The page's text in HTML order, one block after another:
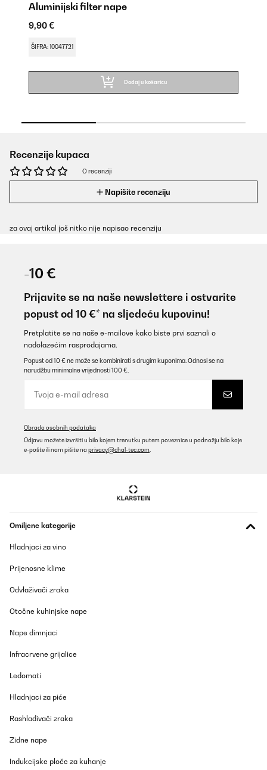
Aluminijski filter nape
9,90 €
ŠIFRA: 10047721
Dodaj u košaricu
Recenzije kupaca
O recenziji
Napišite recenziju
za ovaj artikal još nitko nije napisao recenziju
-10 €
Prijavite se na naše newslettere i ostvarite
popust od 10 €* na sljedeću kupovinu!
Pretplatite se na naše e-mailove kako biste prvi saznali o
nadolazećim rasprodajama.
Popust od 10 € ne može se kombinirati s drugim kuponima. Odnosi se na
narudžbu minimalne vrijednosti 100 €.
Obrada osobnih podataka
Odjavu možete izvršiti u bilo kojem trenutku putem poveznice u podnožju bilo koje
e-pošte ili nam pišite na privacy@chal-tec.com.
Omiljene kategorije
Hladnjaci za vino
Prijenosne klime
Odvlaživači zraka
Otočne kuhinjske nape
Nape dimnjaci
Infracrvene grijalice
Ledomati
Hladnjaci za piće
Rashlađivači zraka
Zidne nape
Indukcijske ploče za kuhanje